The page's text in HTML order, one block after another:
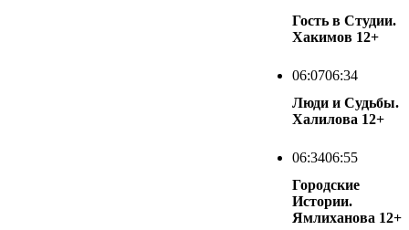
Гость в Студии.
Хакимов 12+
06:0706:34
Люди и Судьбы.
Халилова 12+
06:3406:55
Городские
Истории.
Ямлиханова 12+